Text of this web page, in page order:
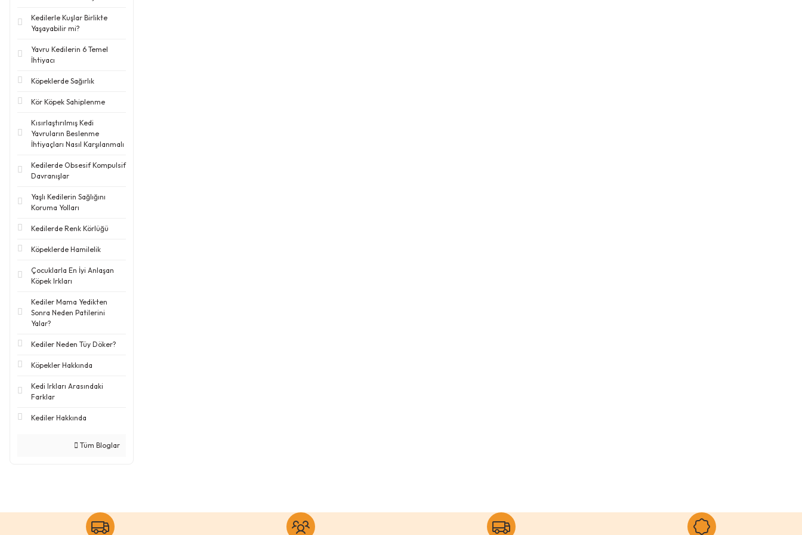
Kedilerle Kuşlar Birlikte
Yaşayabilir mi?
Yavru Kedilerin 6 Temel
İhtiyacı
Köpeklerde Sağırlık
Kör Köpek Sahiplenme
Kısırlaştırılmış Kedi
Yavruların Beslenme
İhtiyaçları Nasıl Karşılanmalı
Kedilerde Obsesif Kompulsif
Davranışlar
Yaşlı Kedilerin Sağlığını
Koruma Yolları
Kedilerde Renk Körlüğü
Köpeklerde Hamilelik
Çocuklarla En İyi Anlaşan
Köpek Irkları
Kediler Mama Yedikten
Sonra Neden Patilerini
Yalar?
Kediler Neden Tüy Döker?
Köpekler Hakkında
Kedi Irkları Arasındaki
Farklar
Kediler Hakkında
Tüm Bloglar